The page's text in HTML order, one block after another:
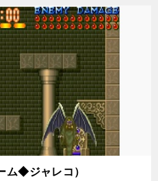
ム◆ジャレコ）